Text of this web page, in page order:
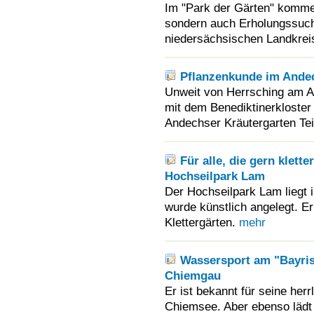
Im "Park der Gärten"
sondern auch
niedersächsischen
Pflanzenkunde im
Unweit von Herrsching am
mit dem
Andechser Kräutergarten
Für alle, die gern
Hochseilpark Lam
Der Hochseilpark Lam liegt
wurde künstlich angelegt.
Klettergärten. mehr
Wassersport am
Chiemgau
Er ist bekannt für seine
Chiemsee. Aber ebenso